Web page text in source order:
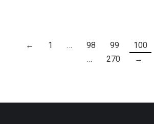
← 1 … 98 99 100
…
270 →